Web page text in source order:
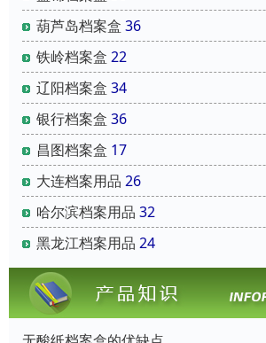
葫芦岛档案盒 36
铁岭档案盒 22
辽阳档案盒 34
银行档案盒 36
昌图档案盒 17
大连档案用品 26
哈尔滨档案用品 32
黑龙江档案用品 24